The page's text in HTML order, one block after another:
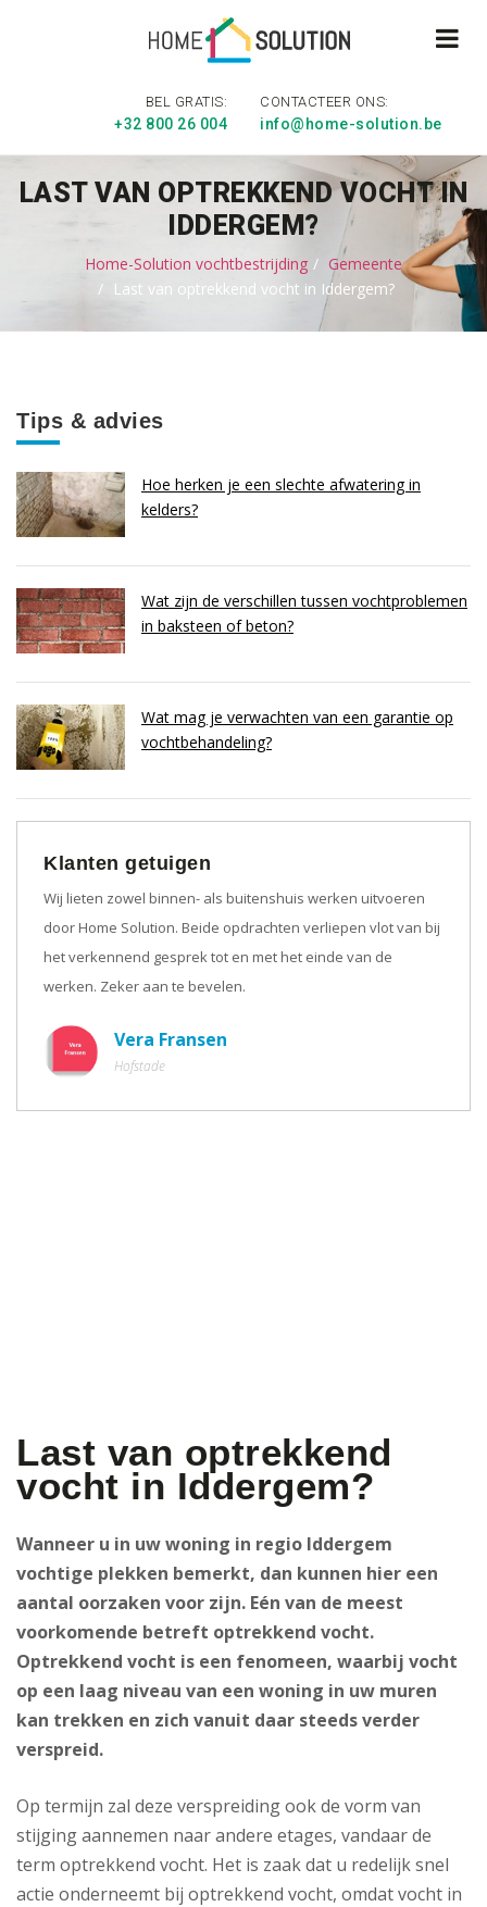
BEL GRATIS:
+32 800 26 004
CONTACTEER ONS:
info@home-solution.be
LAST VAN OPTREKKEND VOCHT IN
IDDERGEM?
Home-Solution vochtbestrijding
Gemeente
Last van optrekkend vocht in Iddergem?
Tips & advies
Hoe herken je een slechte afwatering in
kelders?
Wat zijn de verschillen tussen vochtproblemen
in baksteen of beton?
Wat mag je verwachten van een garantie op
vochtbehandeling?
Klanten getuigen
Wij lieten zowel binnen- als buitenshuis werken uitvoeren
door Home Solution. Beide opdrachten verliepen vlot van bij
het verkennend gesprek tot en met het einde van de
werken. Zeker aan te bevelen.
Vera Fransen
Hofstade
Last van optrekkend
vocht in Iddergem?
Wanneer u in uw woning in regio Iddergem
vochtige plekken bemerkt, dan kunnen hier een
aantal oorzaken voor zijn. Eén van de meest
voorkomende betreft optrekkend vocht.
Optrekkend vocht is een fenomeen, waarbij vocht
op een laag niveau van een woning in uw muren
kan trekken en zich vanuit daar steeds verder
verspreid.
Op termijn zal deze verspreiding ook de vorm van
stijging aannemen naar andere etages, vandaar de
term optrekkend vocht. Het is zaak dat u redelijk snel
actie onderneemt bij optrekkend vocht, omdat vocht in